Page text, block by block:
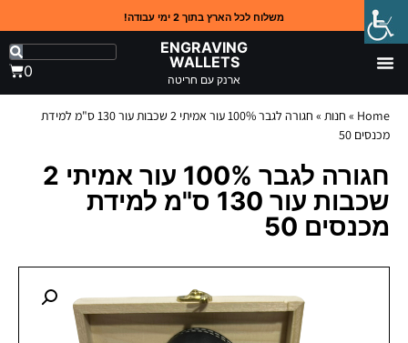
משלוח לכל הארץ בתוך 2 ימי עבודה!
ENGRAVING
WALLETS
ארנק עם חריטה 0
Home
» חנות »
חגורה לגבר 100% עור אמיתי 2 שכבות עור 130 ס"מ למידת
מכנסים 50
חגורה לגבר 100% עור אמיתי 2
שכבות עור 130 ס"מ למידת
מכנסים 50